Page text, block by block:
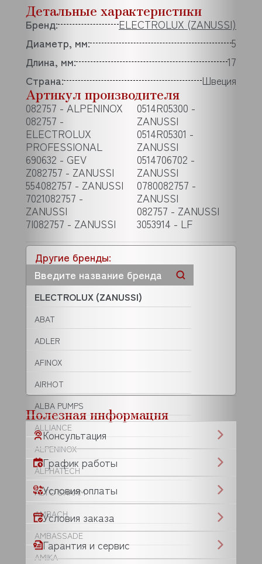
Другие бренды:
ELECTROLUX (ZANUSSI)
ABAT
ADLER
AFINOX
AIRHOT
ALBA PUMPS
ALLIANCE
ALPENINOX
ALPHATECH
ALTO SHAAM
AMBACH
AMBASSADE
AMIKA
Детальные характеристики
Бренд:
ELECTROLUX (ZANUSSI)
Диаметр, мм:
5
Длина, мм:
17
Страна:
Швеция
Артикул производителя
082757 - ALPENINOX
082757 -
ELECTROLUX
PROFESSIONAL
690632 - GEV
Z082757 - ZANUSSI
554082757 - ZANUSSI
7021082757 -
ZANUSSI
7I082757 - ZANUSSI
0514R05300 -
ZANUSSI
0514R05301 -
ZANUSSI
0514706702 -
ZANUSSI
0780082757 -
ZANUSSI
082757 - ZANUSSI
3053914 - LF
Полезная информация
Консультация
График работы
Условия оплаты
Условия заказа
Гарантия и сервис